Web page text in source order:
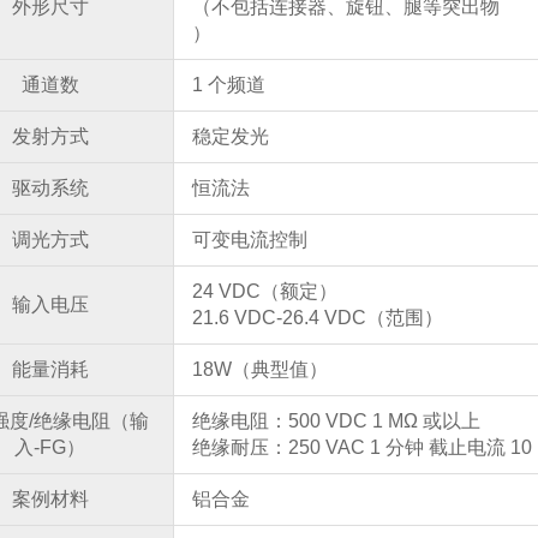
外形尺寸
（不包括连接器、旋钮、腿等突出物
）
通道数 1 个频道
发射方式 稳定发光
驱动系统 恒流法
调光方式 可变电流控制
输入电压
24 VDC（额定）
21.6 VDC-26.4 VDC（范围）
能量消耗 18W（典型值）
度/绝缘电阻（输
入-FG）
绝缘电阻：500 VDC 1 MΩ 或以上
绝缘耐压：250 VAC 1 分钟 截止电流 10
案例材料 铝合金